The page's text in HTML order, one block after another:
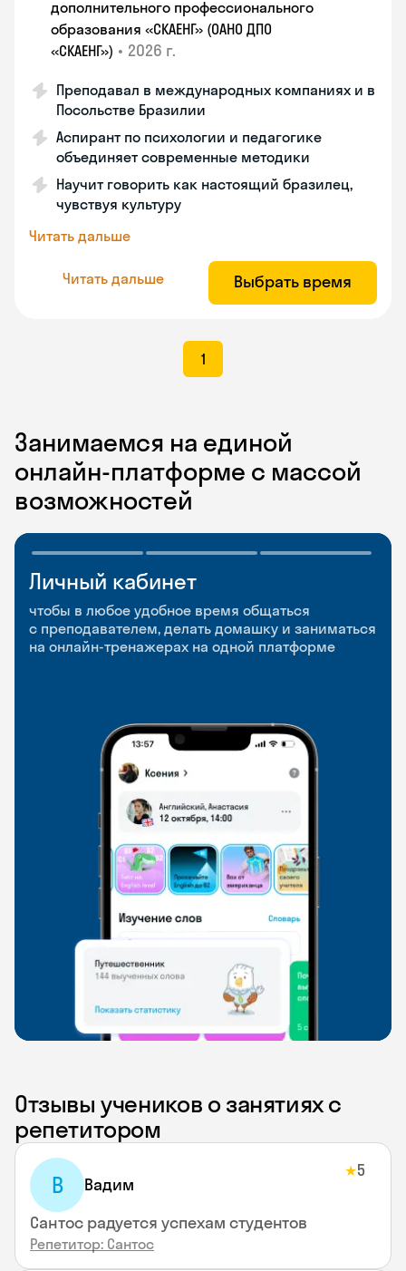
дополнительного профессионального
образования «СКАЕНГ» (ОАНО ДПО
«СКАЕНГ») • 2026 г.
Преподавал в международных компаниях и в
Посольстве Бразилии
Аспирант по психологии и педагогике
объединяет современные методики
Научит говорить как настоящий бразилец,
чувствуя культуру
Читать дальше
Читать дальше Выбрать время
1
Занимаемся на единой
онлайн-платформе с массой
возможностей
Личный кабинет
чтобы в любое удобное время общаться
с преподавателем, делать домашку и заниматься
на онлайн-тренажерах на одной платформе
Мобильное
приложение
чтобы заниматься и изучать новые слова где
и когда удобно
Разговорные клубы
и Talks
Групповые занятия для разговорной практики
и индивидуальные встречи с преподавателями
Отзывы учеников о занятиях с
репетитором
В Вадим
★5
Сантос радуется успехам студентов
Репетитор: Сантос